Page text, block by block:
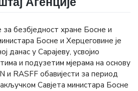
за безбједност хране Босне и
Босне и Херцеговине је
данас у Сарајеву, усвојио
и подузетим мјерама на основу
и RASFF обавијести за период
Савјета министара Босне